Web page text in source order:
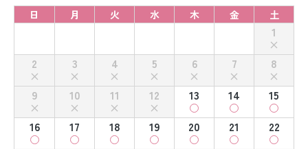
日
月 火 水 木 金 土
1
2
3 4 5 6 7
8
9
10 11 12 13 14
15
16
17 18 19 20 21
22